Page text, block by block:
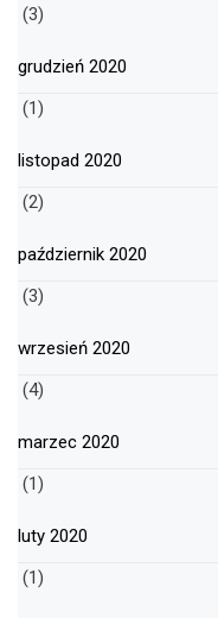
(3)
grudzień 2020
(1)
listopad 2020
(2)
październik 2020
(3)
wrzesień 2020
(4)
marzec 2020
(1)
luty 2020
(1)